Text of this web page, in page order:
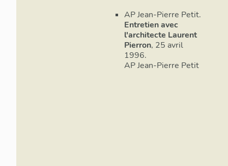
AP Jean-Pierre Petit.
Entretien avec
l'architecte Laurent
Pierron, 25 avril
1996.
AP Jean-Pierre Petit